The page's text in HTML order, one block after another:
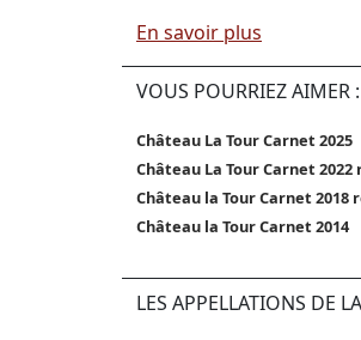
En savoir plus
VOUS POURRIEZ AIMER
Château La Tour Carnet 2025
Château La Tour Carnet 2022
Château la Tour Carnet 2018
Château la Tour Carnet 2014
LES APPELLATIONS DE